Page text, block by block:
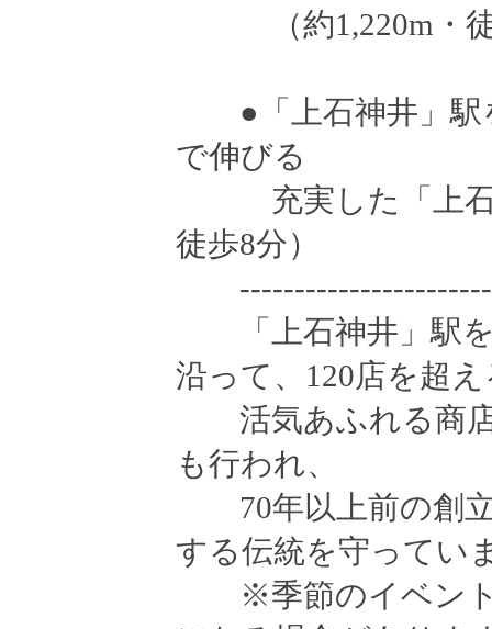
（約1,220m・徒
●「上石神井」駅
で伸びる
充実した「上石神
徒歩8分）
「上石神井」駅を
沿って、120店を超
活気あふれる商店
も行われ、
70年以上前の創立
する伝統を守ってい
※季節のイベント